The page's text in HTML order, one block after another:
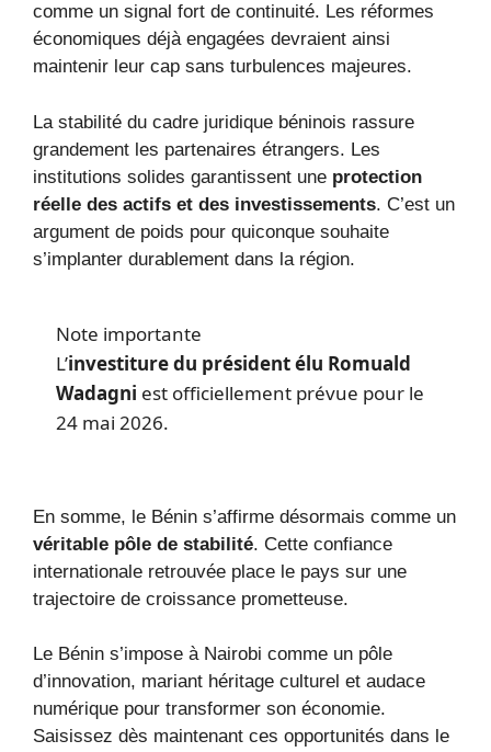
comme un signal fort de continuité. Les réformes
économiques déjà engagées devraient ainsi
maintenir leur cap sans turbulences majeures.
La stabilité du cadre juridique béninois rassure
grandement les partenaires étrangers. Les
institutions solides garantissent une protection
réelle des actifs et des investissements. C’est un
argument de poids pour quiconque souhaite
s’implanter durablement dans la région.
Note importante
L’investiture du président élu Romuald
Wadagni est officiellement prévue pour le
24 mai 2026.
En somme, le Bénin s’affirme désormais comme un
véritable pôle de stabilité. Cette confiance
internationale retrouvée place le pays sur une
trajectoire de croissance prometteuse.
Le Bénin s’impose à Nairobi comme un pôle
d’innovation, mariant héritage culturel et audace
numérique pour transformer son économie.
Saisissez dès maintenant ces opportunités dans le